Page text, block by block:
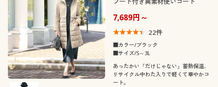
7,689円～
22件
■カラー/ブラック
■サイズ/S～3L
あったかい「だけじゃない」蓄熱保温、
リサイクル中わた入りで軽くて華やかコ
ート。